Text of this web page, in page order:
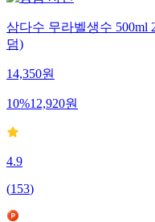
삼다수 무라벨생수 500ml
덤)
14,350원
10%12,920원
4.9
(153)